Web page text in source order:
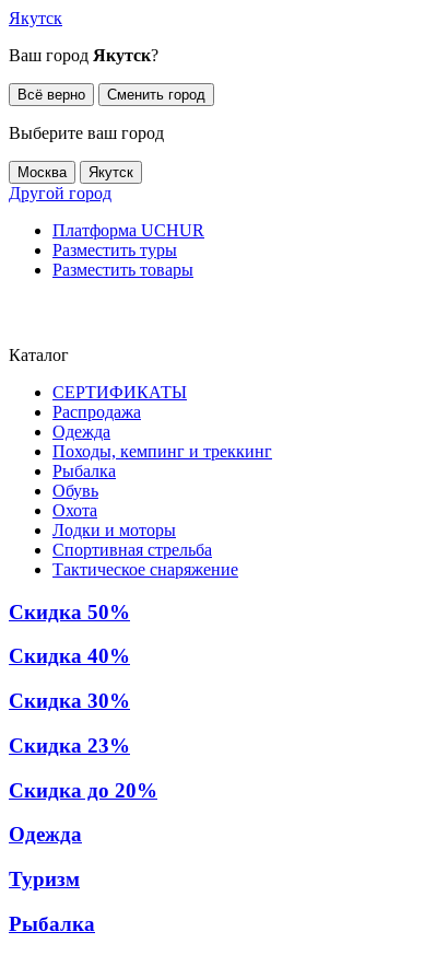
Якутск
Ваш город Якутск?
Всё верно Сменить город
Выберите ваш город
Москва Якутск
Другой город
Платформа UCHUR
Разместить туры
Разместить товары
Каталог
СЕРТИФИКАТЫ
Распродажа
Одежда
Походы, кемпинг и треккинг
Рыбалка
Обувь
Охота
Лодки и моторы
Спортивная стрельба
Тактическое снаряжение
Скидка 50%
Скидка 40%
Скидка 30%
Скидка 23%
Скидка до 20%
Одежда
Туризм
Рыбалка